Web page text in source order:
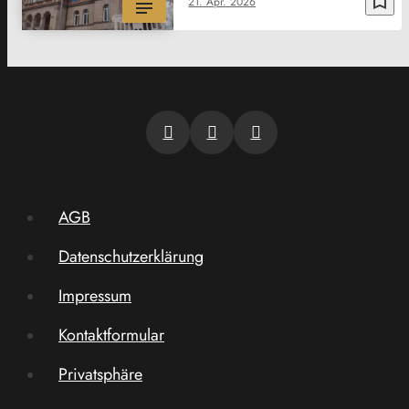
AGB
Datenschutzerklärung
Impressum
Kontaktformular
Privatsphäre